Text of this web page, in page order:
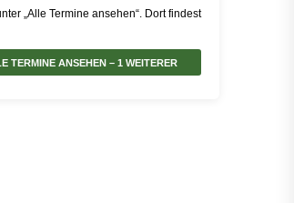
„Alle Termine ansehen“. Dort findest
TERMINE ANSEHEN – 1 WEITERER